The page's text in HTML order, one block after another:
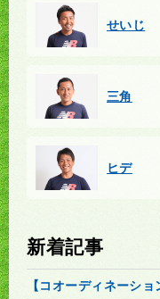
せいじ
三角
ヒデ
新着記事
【コオーディネーショ